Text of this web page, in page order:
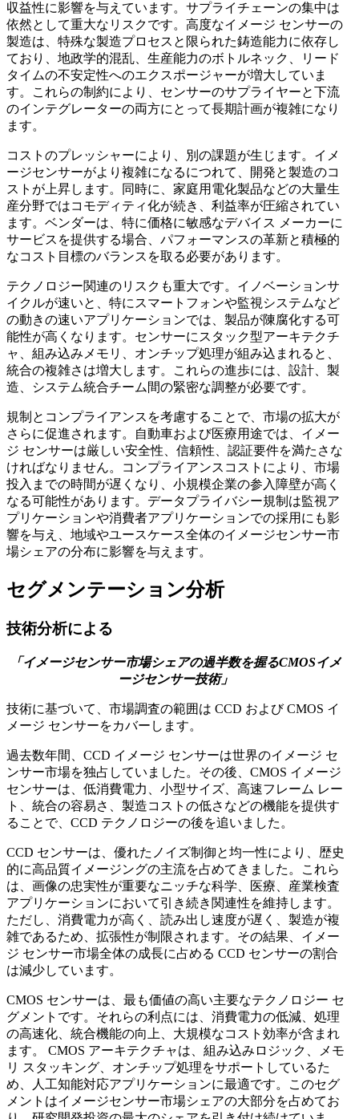
収益性に影響を与えています。サプライチェーンの集中は
依然として重大なリスクです。高度なイメージ センサーの
製造は、特殊な製造プロセスと限られた鋳造能力に依存し
ており、地政学的混乱、生産能力のボトルネック、リード
タイムの​​不安定性へのエクスポージャーが増大していま
す。これらの制約により、センサーのサプライヤーと下流
のインテグレーターの両方にとって長期計画が複雑になり
ます。
コストのプレッシャーにより、別の課題が生じます。イメ
ージセンサーがより複雑になるにつれて、開発と製造のコ
ストが上昇します。同時に、家庭用電化製品などの大量生
産分野ではコモディティ化が続き、利益率が圧縮されてい
ます。ベンダーは、特に価格に敏感なデバイス メーカーに
サービスを提供する場合、パフォーマンスの革新と積極的
なコスト目標のバランスを取る必要があります。
テクノロジー関連のリスクも重大です。イノベーションサ
イクルが速いと、特にスマートフォンや監視システムなど
の動きの速いアプリケーションでは、製品が陳腐化する可
能性が高くなります。センサーにスタック型アーキテクチ
ャ、組み込みメモリ、オンチップ処理が組み込まれると、
統合の複雑さは増大します。これらの進歩には、設計、製
造、システム統合チーム間の緊密な調整が必要です。
規制とコンプライアンスを考慮することで、市場の拡大が
さらに促進されます。自動車および医療用途では、イメー
ジ センサーは厳しい安全性、信頼性、認証要件を満たさな
ければなりません。コンプライアンスコストにより、市場
投入までの時間が遅くなり、小規模企業の参入障壁が高く
なる可能性があります。データプライバシー規制は監視ア
プリケーションや消費者アプリケーションでの採用にも影
響を与え、地域やユースケース全体のイメージセンサー市
場シェアの分布に影響を与えます。
セグメンテーション分析
技術分析による
「イメージセンサー市場シェアの過半数を握るCMOSイメ
ージセンサー技術」
技術に基づいて、市場調査の範囲は CCD および CMOS イ
メージ センサーをカバーします。
過去数年間、CCD イメージ センサーは世界のイメージ セ
ンサー市場を独占していました。その後、CMOS イメージ
センサーは、低消費電力、小型サイズ、高速フレーム レー
ト、統合の容易さ、製造コストの低さなどの機能を提供す
ることで、CCD テクノロジーの後を追いました。
CCD センサーは、優れたノイズ制御と均一性により、歴史
的に高品質イメージングの主流を占めてきました。これら
は、画像の忠実性が重要なニッチな科学、医療、産業検査
アプリケーションにおいて引き続き関連性を維持します。
ただし、消費電力が高く、読み出し速度が遅く、製造が複
雑であるため、拡張性が制限されます。その結果、イメー
ジ センサー市場全体の成長に占める CCD センサーの割合
は減少しています。
CMOS センサーは、最も価値の高い主要なテクノロジー セ
グメントです。それらの利点には、消費電力の低減、処理
の高速化、統合機能の向上、大規模なコスト効率が含まれ
ます。 CMOS アーキテクチャは、組み込みロジック、メモ
リ スタッキング、オンチップ処理をサポートしているた
め、人工知能対応アプリケーションに最適です。このセグ
メントはイメージセンサー市場シェアの大部分を占めてお